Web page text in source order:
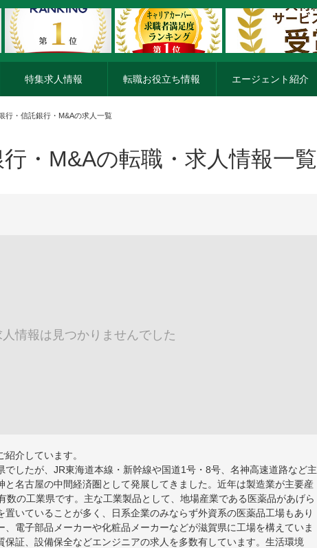
特集求人情報 転職お役立ち情報 エージェント紹介
行・信託銀行・M&Aの求人一覧
・M&Aの転職・求人情報一覧
情報は見つかりませんでした
介しています。
したが、JR東海道本線・新幹線や国道1号・8号、名神高速道路など主
名古屋の中間経済圏として発展してきました。近年は製造業が主要産
の工業県です。主な工業製品として、地場産業である医薬品があげら
いていることが多く、日系企業のみならず外資系の医薬品工場もあり
電子部品メーカーや化粧品メーカーなどが滋賀県に工場を構えていま
証、設備保全などエンジニアの求人を多数有しています。生活環境